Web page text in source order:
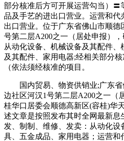
部分核准后方可开展运营勾当）
品及手艺的进出口营业。运营和
出口营业。位于广东省佛山市顺德
号第二层A200之一（居处申报）
从动化设备、机械设备及其配件
及其配件、家用电器;经相关部分核
（依法须经核准的项目。
国内贸易、物资供销业;广东省
边社区河汉1号第二层A200之一（
桂华口居委会顺德高新区(容桂)华
述文章是按照发布其时全网最新息
发、制制、维修、发卖：从动化
具、五金成品、家用电器；运营和